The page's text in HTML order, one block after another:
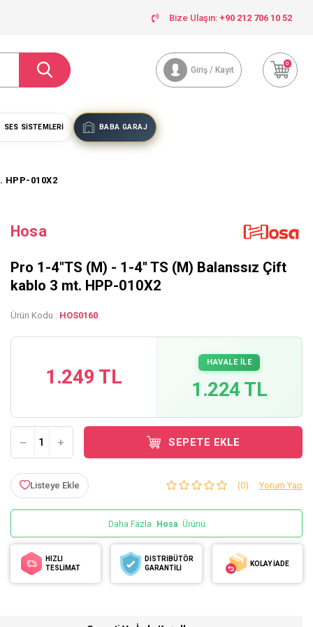
Bize Ulaşın: +90 212 706 10 52
Giriş / Kayıt
0
SES SISTEMLERI BABA GARAJ
HPP-010X2
Hosa
Pro 1-4"TS (M) - 1-4'' TS (M) Balanssız Çift
kablo 3 mt. HPP-010X2
Ürün Kodu : HOS0160
1.249 TL
HAVALE İLE
1.224 TL
SEPETE EKLE
Listeye Ekle (0) Yorum Yap
Daha Fazla Hosa Ürünü
HIZLI
TESLİMAT
DİSTRİBÜTÖR
GARANTİLİ
KOLAY İADE